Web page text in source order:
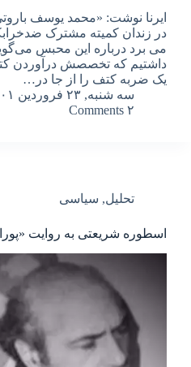
ایرنا نوشت: «محمد یوسف باروتی
در زندان کمیته مشترک
می برد درباره این محبس
داشتیم که تخصصش درآوردن کتف
یک ضربه کتف را از جا در…
سه شنبه, ۲۳ فروردین ۱۴۰۱ – ۱۷:۵۴
۲ Comments
تحلیل, سیاسی
اسطوره شریعتی به روایت